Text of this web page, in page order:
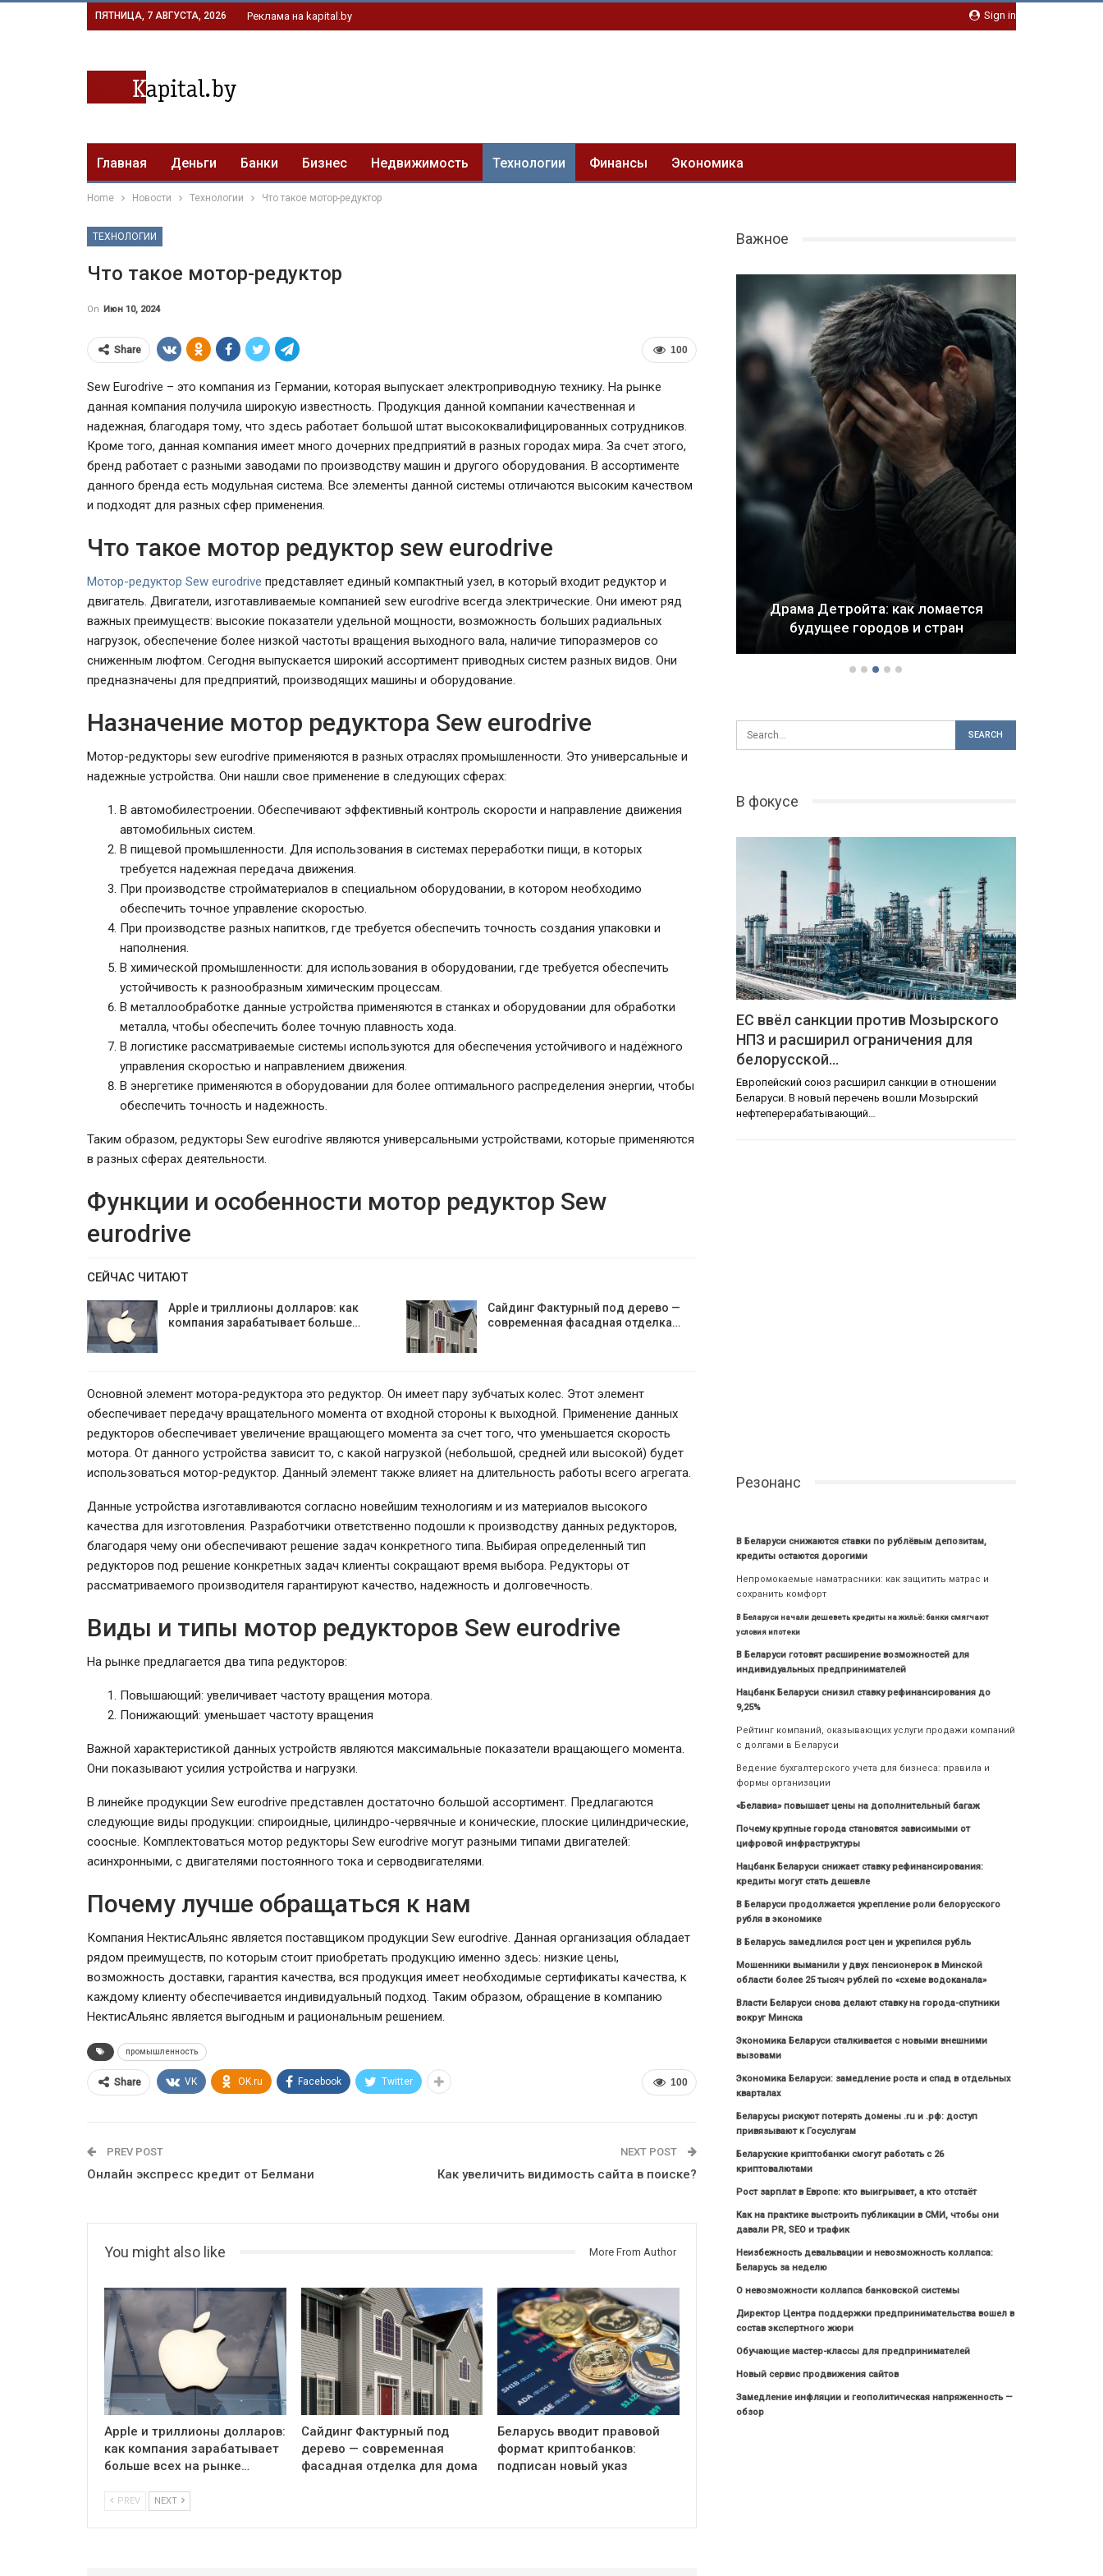
Sign in
ПЯТНИЦА, 7 АВГУСТА, 2026 Реклама на kapital.by
Главная Деньги Банки Бизнес Недвижимость Технологии Финансы Экономика
Home Новости Технологии Что такое мотор-редуктор
ТЕХНОЛОГИИ
Что такое мотор-редуктор
On Июн 10, 2024
100
Share
Sew Eurodrive – это компания из Германии, которая выпускает электроприводную технику. На рынке
данная компания получила широкую известность. Продукция данной компании качественная и
надежная, благодаря тому, что здесь работает большой штат высококвалифицированных сотрудников.
Кроме того, данная компания имеет много дочерних предприятий в разных городах мира. За счет этого,
бренд работает с разными заводами по производству машин и другого оборудования. В ассортименте
данного бренда есть модульная система. Все элементы данной системы отличаются высоким качеством
и подходят для разных сфер применения.
Что такое мотор редуктор sew eurodrive
Мотор-редуктор Sew eurodrive представляет единый компактный узел, в который входит редуктор и
двигатель. Двигатели, изготавливаемые компанией sew eurodrive всегда электрические. Они имеют ряд
важных преимуществ: высокие показатели удельной мощности, возможность больших радиальных
нагрузок, обеспечение более низкой частоты вращения выходного вала, наличие типоразмеров со
сниженным люфтом. Сегодня выпускается широкий ассортимент приводных систем разных видов. Они
предназначены для предприятий, производящих машины и оборудование.
Назначение мотор редуктора Sew eurodrive
Мотор-редукторы sew eurodrive применяются в разных отраслях промышленности. Это универсальные и
надежные устройства. Они нашли свое применение в следующих сферах:
В автомобилестроении. Обеспечивают эффективный контроль скорости и направление движения
автомобильных систем.
В пищевой промышленности. Для использования в системах переработки пищи, в которых
требуется надежная передача движения.
При производстве стройматериалов в специальном оборудовании, в котором необходимо
обеспечить точное управление скоростью.
При производстве разных напитков, где требуется обеспечить точность создания упаковки и
наполнения.
В химической промышленности: для использования в оборудовании, где требуется обеспечить
устойчивость к разнообразным химическим процессам.
В металлообработке данные устройства применяются в станках и оборудовании для обработки
металла, чтобы обеспечить более точную плавность хода.
В логистике рассматриваемые системы используются для обеспечения устойчивого и надёжного
управления скоростью и направлением движения.
В энергетике применяются в оборудовании для более оптимального распределения энергии, чтобы
обеспечить точность и надежность.
Таким образом, редукторы Sew eurodrive являются универсальными устройствами, которые применяются
в разных сферах деятельности.
Функции и особенности мотор редуктор Sew
eurodrive
СЕЙЧАС ЧИТАЮТ
Apple и триллионы долларов: как
компания зарабатывает больше…
Сайдинг Фактурный под дерево —
современная фасадная отделка…
Основной элемент мотора-редуктора это редуктор. Он имеет пару зубчатых колес. Этот элемент
обеспечивает передачу вращательного момента от входной стороны к выходной. Применение данных
редукторов обеспечивает увеличение вращающего момента за счет того, что уменьшается скорость
мотора. От данного устройства зависит то, с какой нагрузкой (небольшой, средней или высокой) будет
использоваться мотор-редуктор. Данный элемент также влияет на длительность работы всего агрегата.
Данные устройства изготавливаются согласно новейшим технологиям и из материалов высокого
качества для изготовления. Разработчики ответственно подошли к производству данных редукторов,
благодаря чему они обеспечивают решение задач конкретного типа. Выбирая определенный тип
редукторов под решение конкретных задач клиенты сокращают время выбора. Редукторы от
рассматриваемого производителя гарантируют качество, надежность и долговечность.
Виды и типы мотор редукторов Sew eurodrive
На рынке предлагается два типа редукторов:
Повышающий: увеличивает частоту вращения мотора.
Понижающий: уменьшает частоту вращения
Важной характеристикой данных устройств являются максимальные показатели вращающего момента.
Они показывают усилия устройства и нагрузки.
В линейке продукции Sew eurodrive представлен достаточно большой ассортимент. Предлагаются
следующие виды продукции: спироидные, цилиндро-червячные и конические, плоские цилиндрические,
соосные. Комплектоваться мотор редукторы Sew eurodrive могут разными типами двигателей:
асинхронными, с двигателями постоянного тока и серводвигателями.
Почему лучше обращаться к нам
Компания НектисАльянс является поставщиком продукции Sew eurodrive. Данная организация обладает
рядом преимуществ, по которым стоит приобретать продукцию именно здесь: низкие цены,
возможность доставки, гарантия качества, вся продукция имеет необходимые сертификаты качества, к
каждому клиенту обеспечивается индивидуальный подход. Таким образом, обращение в компанию
НектисАльянс является выгодным и рациональным решением.
промышленность
100
Share VK OK.ru Facebook Twitter
PREV POST
Онлайн экспресс кредит от Белмани
NEXT POST
Как увеличить видимость сайта в поиске?
You might also like More From Author
Apple и триллионы долларов:
как компания зарабатывает
больше всех на рынке…
Сайдинг Фактурный под
дерево — современная
фасадная отделка для дома
Беларусь вводит правовой
формат криптобанков:
подписан новый указ
PREV NEXT
Важное
старше
ЕС ввёл санкции против
Мозырского НПЗ и расширил
ограничения для белорусской…
Власти Беларуси снова делают
ставку на города-спутники вокруг
Минска
Драма Детройта: как ломается
будущее городов и стран
В фокусе
ЕС ввёл санкции против Мозырского
НПЗ и расширил ограничения для
белорусской…
Европейский союз расширил санкции в отношении
Беларуси. В новый перечень вошли Мозырский
нефтеперерабатывающий…
Резонанс
В Беларуси снижаются ставки по рублёвым депозитам,
кредиты остаются дорогими
Непромокаемые наматрасники: как защитить матрас и
сохранить комфорт
В Беларуси начали дешеветь кредиты на жильё: банки смягчают
условия ипотеки
В Беларуси готовят расширение возможностей для
индивидуальных предпринимателей
Нацбанк Беларуси снизил ставку рефинансирования до
9,25%
Рейтинг компаний, оказывающих услуги продажи компаний
с долгами в Беларуси
Ведение бухгалтерского учета для бизнеса: правила и
формы организации
«Белавиа» повышает цены на дополнительный багаж
Почему крупные города становятся зависимыми от
цифровой инфраструктуры
Нацбанк Беларуси снижает ставку рефинансирования:
кредиты могут стать дешевле
В Беларуси продолжается укрепление роли белорусского
рубля в экономике
В Беларусь замедлился рост цен и укрепился рубль
Мошенники выманили у двух пенсионерок в Минской
области более 25 тысяч рублей по «схеме водоканала»
Власти Беларуси снова делают ставку на города-спутники
вокруг Минска
Экономика Беларуси сталкивается с новыми внешними
вызовами
Экономика Беларуси: замедление роста и спад в отдельных
кварталах
Беларусы рискуют потерять домены .ru и .рф: доступ
привязывают к Госуслугам
Беларуские криптобанки смогут работать с 26
криптовалютами
Рост зарплат в Европе: кто выигрывает, а кто отстаёт
Как на практике выстроить публикации в СМИ, чтобы они
давали PR, SEO и трафик
Неизбежность девальвации и невозможность коллапса:
Беларусь за неделю
О невозможности коллапса банковской системы
Директор Центра поддержки предпринимательства вошел в
состав экспертного жюри
Обучающие мастер-классы для предпринимателей
Новый сервис продвижения сайтов
Замедление инфляции и геополитическая напряженность —
обзор